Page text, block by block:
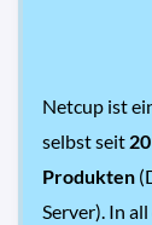
Netcup ist
selbst seit
Produkten
Server). In